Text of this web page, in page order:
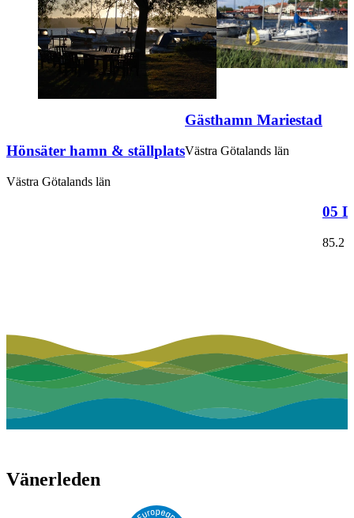
Hönsäter hamn & ställplats
Västra Götalands län
Gästhamn Mariestad
Västra Götalands län
05
85.2
Vänerleden